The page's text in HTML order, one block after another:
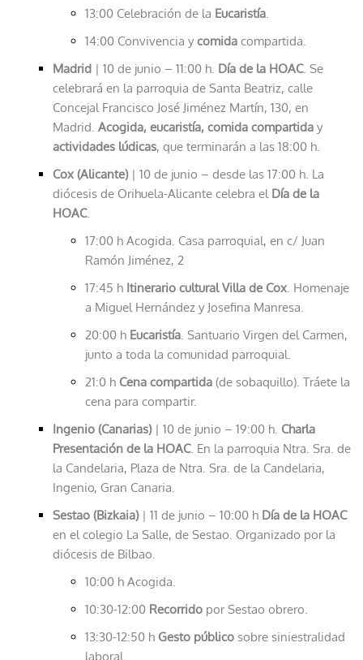
13:00 Celebración de la Eucaristía.
14:00 Convivencia ycomida compartida.
Madrid | 10 de junio – 11:00 h. Día de la HOAC. Se
celebrará en la parroquia de Santa Beatriz, calle
Concejal Francisco José Jiménez Martín, 130, en
Madrid. Acogida, eucaristía, comida compartida y
actividades lúdicas, que terminarán a las 18:00 h.
Cox (Alicante)| 10 de junio – desde las 17:00 h. La
diócesis de Orihuela-Alicante celebra el Día de la
HOAC.
17:00 h Acogida. Casa parroquial, en c/ Juan
Ramón Jiménez, 2
17:45 h Itinerario cultural Villa de Cox. Homenaje
a Miguel Hernández y Josefina Manresa.
20:00 h Eucaristía. Santuario Virgen del Carmen,
junto a toda la comunidad parroquial.
21:0 h Cena compartida (de sobaquillo). Tráete la
cena para compartir.
Ingenio (Canarias) | 10 de junio – 19:00 h. Charla
Presentación de la HOAC. En la parroquia Ntra. Sra. de
la Candelaria, Plaza de Ntra. Sra. de la Candelaria,
Ingenio, Gran Canaria.
Sestao (Bizkaia)| 11 de junio – 10:00 h Día de la HOAC
en el colegio La Salle, de Sestao. Organizado por la
diócesis de Bilbao.
10:00 h Acogida.
10:30-12:00 Recorrido por Sestao obrero.
13:30-12:50 h Gesto público sobre siniestralidad
laboral.